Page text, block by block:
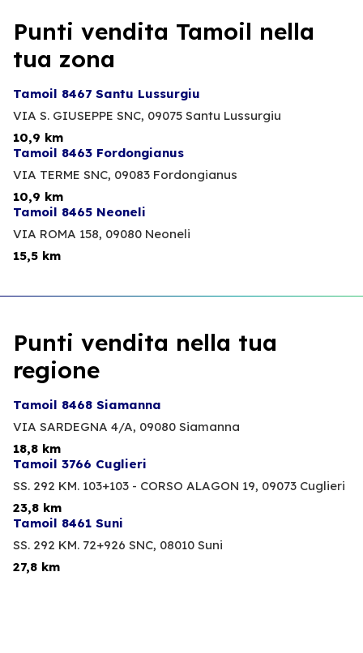
Punti vendita Tamoil nella
tua zona
Tamoil 8467 Santu Lussurgiu
VIA S. GIUSEPPE SNC, 09075 Santu Lussurgiu
10,9 km
Tamoil 8463 Fordongianus
VIA TERME SNC, 09083 Fordongianus
10,9 km
Tamoil 8465 Neoneli
VIA ROMA 158, 09080 Neoneli
15,5 km
Punti vendita nella tua
regione
Tamoil 8468 Siamanna
VIA SARDEGNA 4/A, 09080 Siamanna
18,8 km
Tamoil 3766 Cuglieri
SS. 292 KM. 103+103 - CORSO ALAGON 19, 09073 Cuglieri
23,8 km
Tamoil 8461 Suni
SS. 292 KM. 72+926 SNC, 08010 Suni
27,8 km